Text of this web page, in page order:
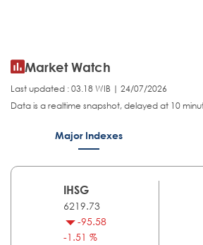
Market Watch
Last updated : 03.18 WIB | 24/07/2026
Data is a realtime snapshot, delayed at 10
Major Indexes
IHSG
6219.73
-95.58
-1.51 %